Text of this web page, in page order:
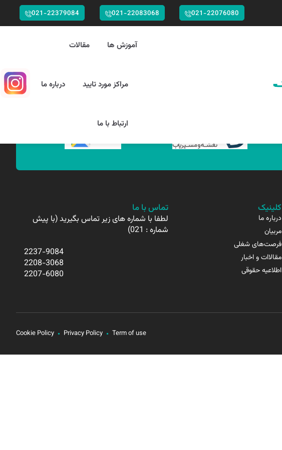
021-22076080
021-22083068
021-22379084
آموزش ها مقالات
مراکز مورد تایید درباره ما
ارتباط با ما
کلینیک
درباره ما
مربیان
فرصت‌های شغلی
مقالاات و اخبار
اطلاعیه حقوقی
تماس با ما
لطفا با شماره های زیر تماس بگیرید (با پیش
شماره : 021)
2237-9084
2208-3068
2207-6080
Term of use
Privacy Policy
Cookie Policy